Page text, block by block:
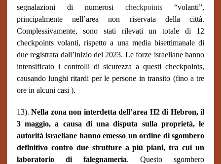
segnalazioni di numerosicheckpoints “volanti”,
principalmente nell’area non riservata della città.
Complessivamente, sono stati rilevati un totale di 12
checkpoints volanti, rispetto a una media bisettimanale di
due registrata dall’inizio del 2023. Le forze israeliane hanno
intensificato i controlli di sicurezza a questi checkpoints,
causando lunghi ritardi per le persone in transito (fino a tre
ore in alcuni casi ).
13).Nella zona non interdetta dell’area H2 di Hebron, il
3 maggio, a causa di una disputa sulla proprietà, le
autorità israeliane hanno emesso un ordine di sgombero
definitivo contro due strutture a più piani, tra cui un
laboratorio di falegnameria. Questo sgombero